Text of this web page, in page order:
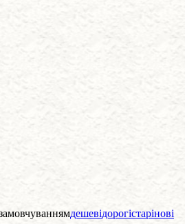
дешевідорогістарінові